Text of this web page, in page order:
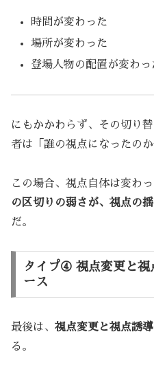
時間が変わった
場所が変わった
登場人物の配置が変わっ
にもかかわらず、その切り
者は「誰の視点になったの
この場合、視点自体は変わ
の区切りの弱さが、視点の
だ。
タイプ④ 視点変更と視
ース
最後は、 視点変更と視点誘
る。